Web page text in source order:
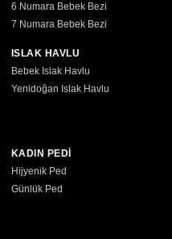
6 Numara Bebek Bezi
7 Numara Bebek Bezi
ISLAK HAVLU
Bebek Islak Havlu
Yenidoğan Islak Havlu
KADIN PEDİ
Hijyenik Ped
Günlük Ped